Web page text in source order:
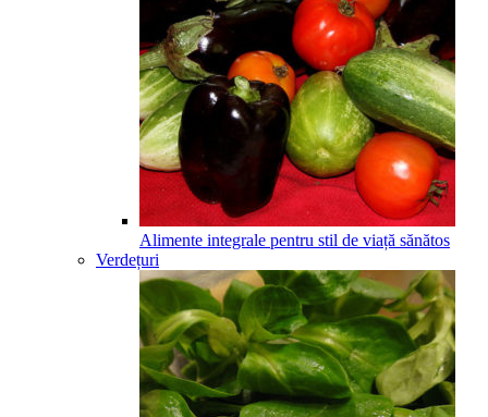
Alimente integrale pentru stil de viață sănătos
Verdețuri